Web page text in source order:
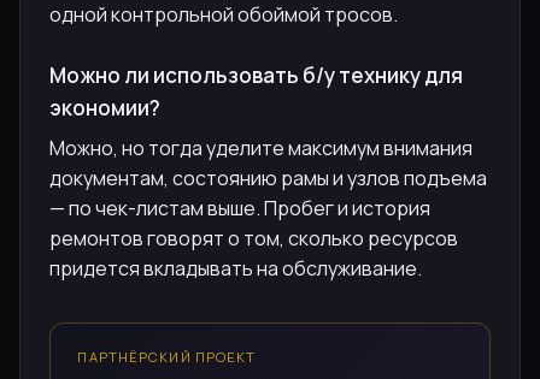
одной контрольной обоймой тросов.
Можно ли использовать б/у технику для
экономии?
Можно, но тогда уделите максимум внимания
документам, состоянию рамы и узлов подъема
— по чек-листам выше. Пробег и история
ремонтов говорят о том, сколько ресурсов
придется вкладывать на обслуживание.
ПАРТНЁРСКИЙ ПРОЕКТ